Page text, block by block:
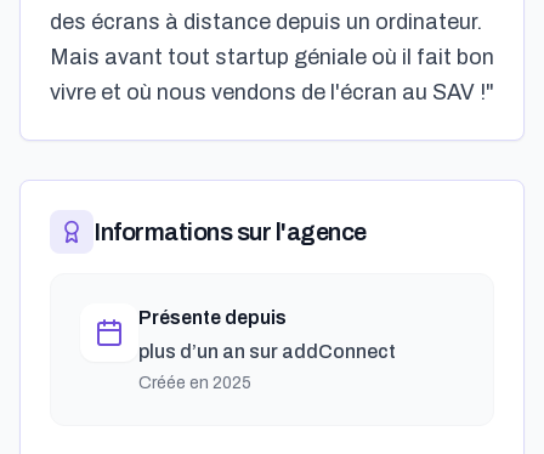
des écrans à distance depuis un ordinateur.
Mais avant tout startup géniale où il fait bon
vivre et où nous vendons de l'écran au SAV !"
Informations sur l'agence
Présente depuis
plus d’un an sur addConnect
Créée en 2025